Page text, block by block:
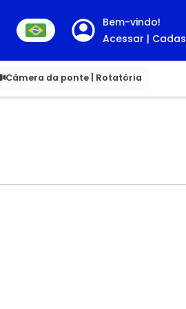
Bem-vindo!
Acessar |
Câmera da ponte | Rotatória